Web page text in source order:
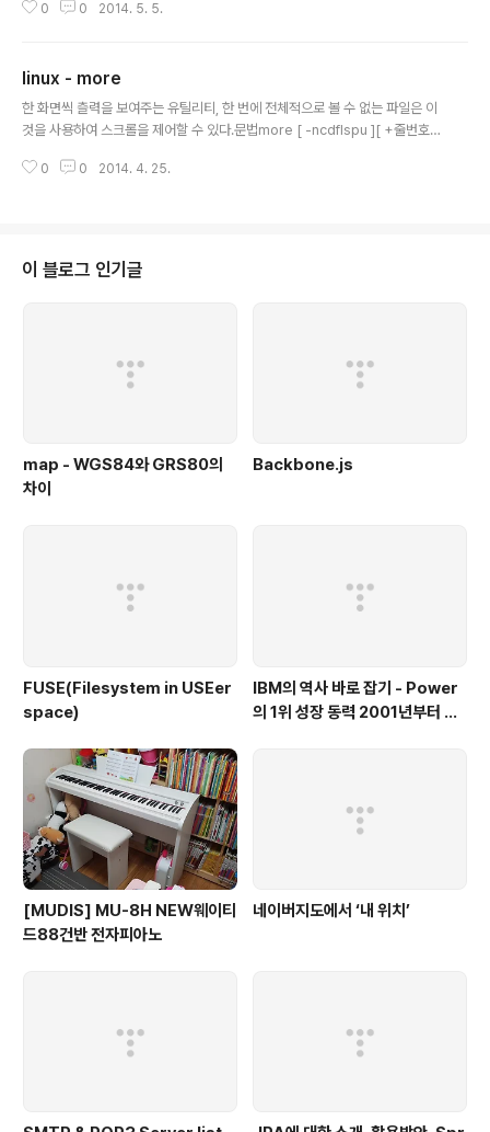
보통 cron에 의해 수행되는 매일, 매주와 매월 작업을 실행하기 위하여 사용됩
는지 여부를 확인하기 위해서는 rpm -q anacron 명령을 사용합니다. 서비스
실행 여부는 /sbin/service anacron status 명령을 통하여 알아볼 수 있습
니다.28.2.1. Anacron ..
0 0 2014. 5. 5.
linux - more
한 화면씩 츨력을 보여주는 유틸리티, 한 번에 전체적으로 볼 수 없는 파일은 이
것을 사용하여 스크롤을 제어할 수 있다.문법more [ -ncdflspu ][ +줄번호 ]
수를 지정한다.-c : 위에서부터 한 행씩 지운 후 한 행씩 출력한다. 보통은 화면
행으로 계산된다. -f 옵션을 사용하면 이러한 행은 계산하지 않는다.-s : 여러 개
의 빈 공백행은 하나로 취급한다.-p : 스크롤하..
0 0 2014. 4. 25.
이 블로그 인기글
map - WGS84와 GRS80의
차이
Backbone.js
FUSE(Filesystem in USEer
space)
IBM의 역사 바로 잡기 - Power
의 1위 성장 동력 2001년부터 가
[MUDIS] MU-8H NEW웨이티
드88건반 전자피아노
네이버지도에서 ‘내 위치’